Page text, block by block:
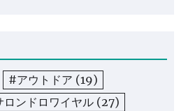
#アウトドア (19)
ロンドロワイヤル (27)